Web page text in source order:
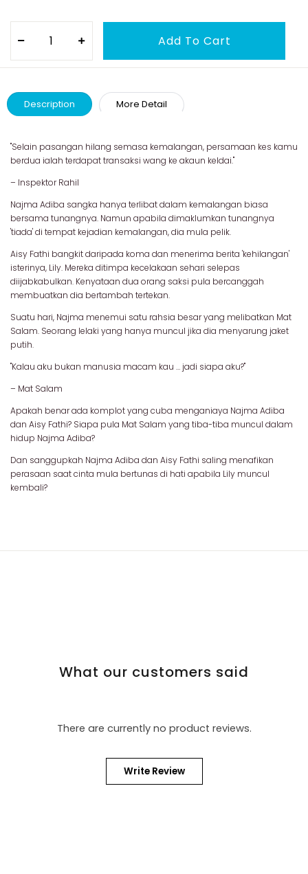
Description More Detail
"Selain pasangan hilang semasa kemalangan, persamaan kes kamu
berdua ialah terdapat transaksi wang ke akaun keldai."
– Inspektor Rahil
Najma Adiba sangka hanya terlibat dalam kemalangan biasa
bersama tunangnya. Namun apabila dimaklumkan tunangnya
'tiada' di tempat kejadian kemalangan, dia mula pelik.
Aisy Fathi bangkit daripada koma dan menerima berita 'kehilangan'
isterinya, Lily. Mereka ditimpa kecelakaan sehari selepas
diijabkabulkan. Kenyataan dua orang saksi pula bercanggah
membuatkan dia bertambah tertekan.
Suatu hari, Najma menemui satu rahsia besar yang melibatkan Mat
Salam. Seorang lelaki yang hanya muncul jika dia menyarung jaket
putih.
"Kalau aku bukan manusia macam kau … jadi siapa aku?"
– Mat Salam
Apakah benar ada komplot yang cuba menganiaya Najma Adiba
dan Aisy Fathi? Siapa pula Mat Salam yang tiba-tiba muncul dalam
hidup Najma Adiba?
Dan sanggupkah Najma Adiba dan Aisy Fathi saling menafikan
perasaan saat cinta mula bertunas di hati apabila Lily muncul
kembali?
What our customers said
There are currently no product reviews.
Write Review